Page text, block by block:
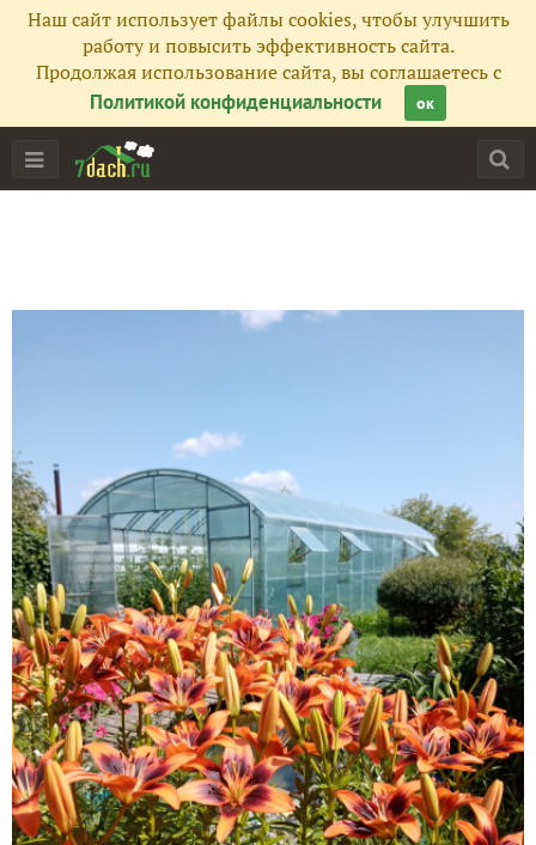
Наш сайт использует файлы cookies, чтобы улучшить
работу и повысить эффективность сайта.
Продолжая использование сайта, вы соглашаетесь с
Политикой конфиденциальности
ок
Главная
Подписчики 86
Все публикации 52
Фото 217
Сейчас обсуждают